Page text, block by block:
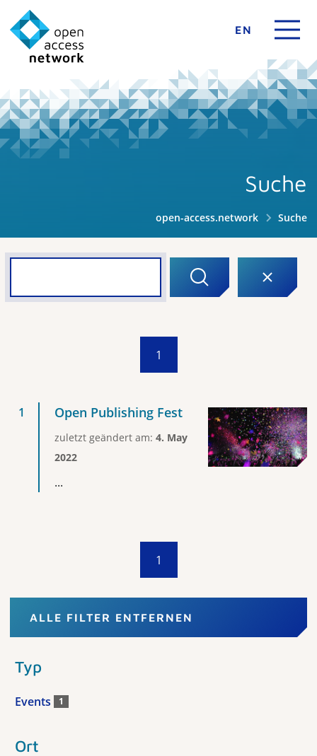
EN
Suche
open-access.network Suche
1
Open Publishing Fest
zuletzt geändert am: 4. May
2022
...
1
ALLE FILTER ENTFERNEN
Typ
Events 1
Ort